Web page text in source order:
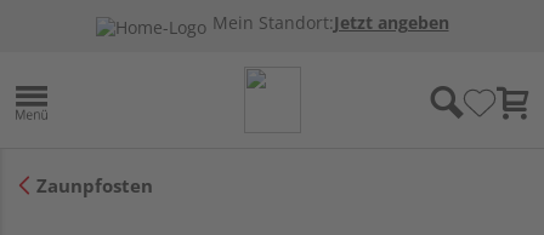
Mein Standort:Jetzt angeben
Zaunpfosten